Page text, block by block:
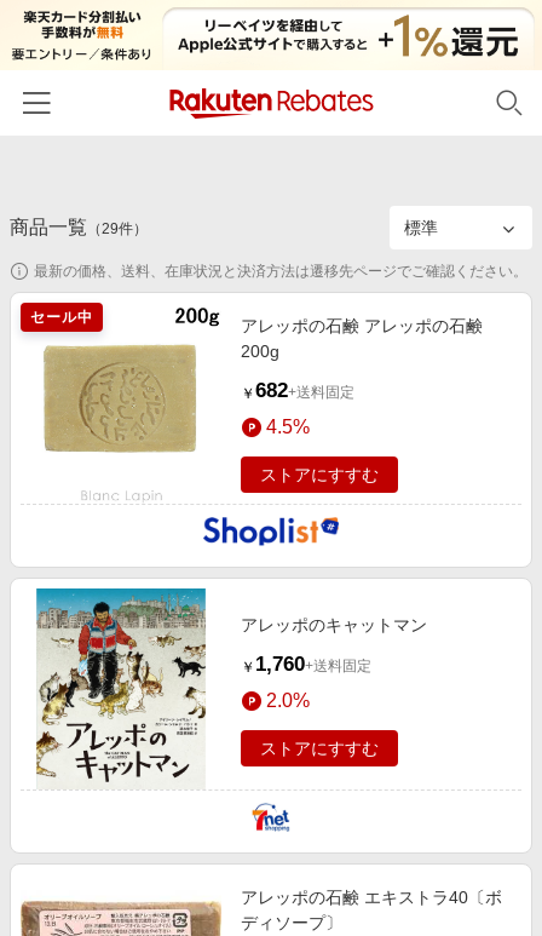
カテゴリー一覧
百貨店・総合ECモール
ファッション・インナー・小物
食品・スイーツ・お酒
日用品・キッチン用品
コスメ・健康・医薬品
家電・PC・スマホ・カメラ
スポーツ・アウトドア・ゴルフ
インテリア・寝具
ペット・花・DIY・車
旅行・レジャー・ホテル予約
生活・お役立ち
金融・マネー・保険
イベント一覧
リーベイツ注目ストア
初回購入者限定特典
対象ストア新規限定特典
新着ストアのご紹介
電子書籍特集
楽天サービス特集
旅行特集
わくわく夏特集
とことん買い物チャレンジ
Apple公式サイト×楽天カード分割払い
Qoo10メガポ
Samsung ボーナスキャンペーン
週末の高還元 夏の長期版
ヘルプ
友達紹介
楽天IDでログイン/会員登録
商品一覧 （29件）
最新の価格、送料、在庫状況と決済方法は遷移先ページでご確認ください。
セール中
アレッポの石鹸 アレッポの石鹸
200g
￥ 682+送料固定
4.5%
ストアにすすむ
アレッポのキャットマン
￥ 1,760+送料固定
2.0%
ストアにすすむ
アレッポの石鹸 エキストラ40〔ボ
ディソープ〕